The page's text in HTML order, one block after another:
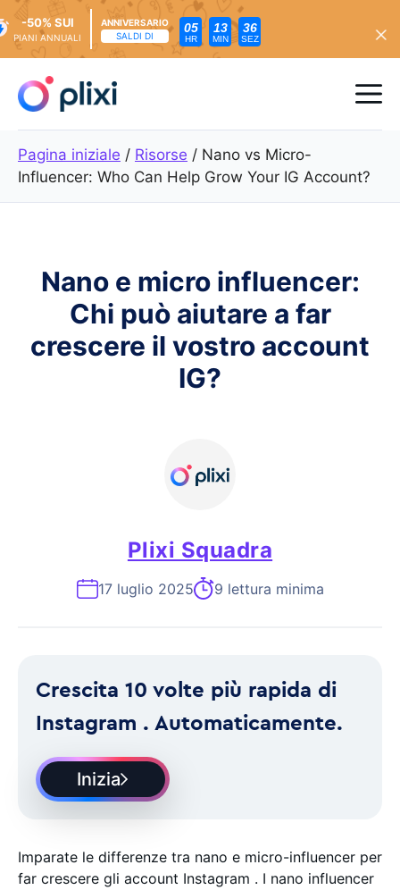
contenuto
-50% SUI
PIANI ANNUALI
ANNIVERSARIO
SALDI DI
05
HR
13
MIN
35
SEZ
Pagina iniziale / Risorse / Nano vs Micro-
Influencer: Who Can Help Grow Your IG Account?
Nano e micro influencer:
Chi può aiutare a far
crescere il vostro account
IG?
Plixi Squadra
17 luglio 2025 9 lettura minima
Crescita 10 volte più rapida di
Instagram . Automaticamente.
Inizia
Imparate le differenze tra nano e micro-influencer per
far crescere gli account Instagram . I nano influencer